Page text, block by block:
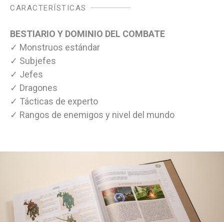
CARACTERÍSTICAS
BESTIARIO Y DOMINIO DEL COMBATE
✓ Monstruos estándar
✓ Subjefes
✓ Jefes
✓ Dragones
✓ Tácticas de experto
✓ Rangos de enemigos y nivel del mundo